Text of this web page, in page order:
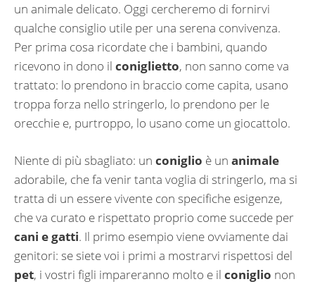
un animale delicato. Oggi cercheremo di fornirvi
qualche consiglio utile per una serena convivenza.
Per prima cosa ricordate che i bambini, quando
ricevono in dono il coniglietto, non sanno come va
trattato: lo prendono in braccio come capita, usano
troppa forza nello stringerlo, lo prendono per le
orecchie e, purtroppo, lo usano come un giocattolo.
Niente di più sbagliato: un coniglio è un animale
adorabile, che fa venir tanta voglia di stringerlo, ma si
tratta di un essere vivente con specifiche esigenze,
che va curato e rispettato proprio come succede per
cani e gatti. Il primo esempio viene ovviamente dai
genitori: se siete voi i primi a mostrarvi rispettosi del
pet, i vostri figli impareranno molto e il coniglio non